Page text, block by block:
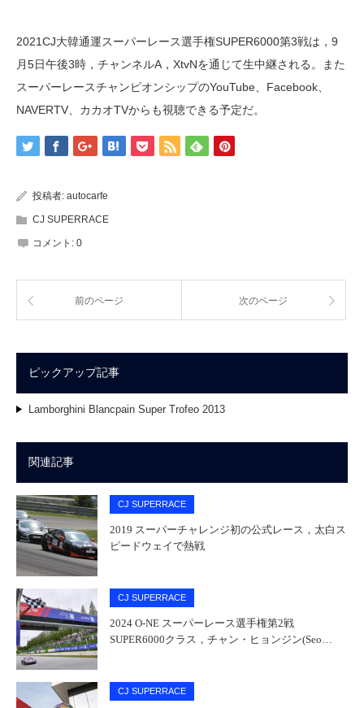
2021CJ大韓通運スーパーレース選手権SUPER6000第3戦は，9
月5日午後3時，チャンネルA，XtvNを通じて生中継される。また
スーパーレースチャンピオンシップのYouTube、Facebook、
NAVERTV、カカオTVからも視聴できる予定だ。
投稿者: autocarfe
CJ SUPERRACE
コメント: 0
前のページ 次のページ
ピックアップ記事
Lamborghini Blancpain Super Trofeo 2013
関連記事
CJ SUPERRACE
2019 スーパーチャレンジ初の公式レース，太白ス
ピードウェイで熱戦
CJ SUPERRACE
2024 O-NE スーパーレース選手権第2戦
SUPER6000クラス，チャン・ヒョンジン(Seo…
CJ SUPERRACE